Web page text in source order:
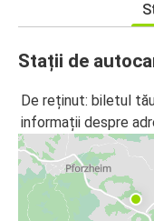
Stații de
De reținut: biletul
informații despre